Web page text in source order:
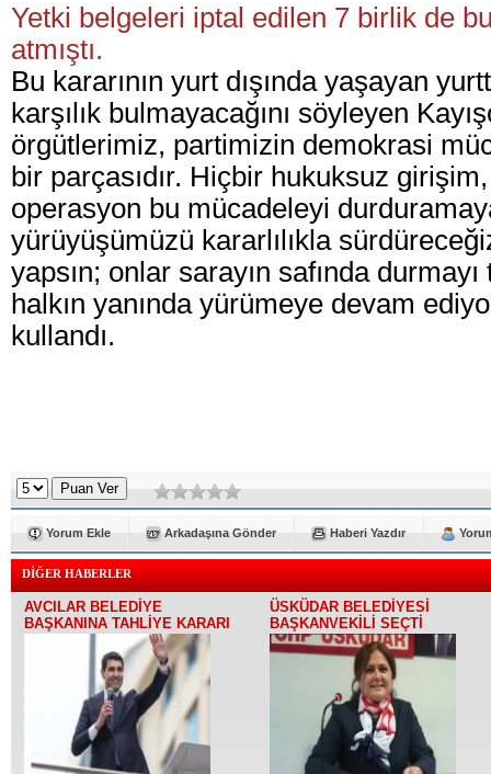
Yetki belgeleri iptal edilen 7 birlik de
atmıştı.
Bu kararının yurt dışında yaşayan
karşılık bulmayacağını söyleyen
örgütlerimiz, partimizin demokrasi
bir parçasıdır. Hiçbir hukuksuz
operasyon bu mücadeleyi
yürüyüşümüzü kararlılıkla
yapsın; onlar sarayın safında
halkın yanında yürümeye devam
kullandı.
Yorum Ekle Arkadaşına Gönder Haberi Yazdır
DİĞER HABERLER
AVCILAR BELEDİYE
BAŞKANINA TAHLİYE KARARI
ÜSKÜDAR BELEDİYESİ
BAŞKANVEKİLİ SEÇTİ